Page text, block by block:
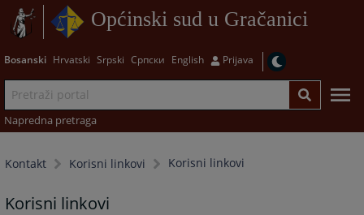
Općinski sud u Gračanici
Bosanski Hrvatski Srpski Српски English Prijava
Napredna pretraga
Kontakt Korisni linkovi Korisni linkovi
Korisni linkovi